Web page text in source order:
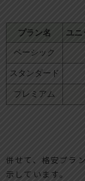
プラン名 ユニ
ベーシック
スタンダード
プレミアム
併せて、格安プラ
示しています。